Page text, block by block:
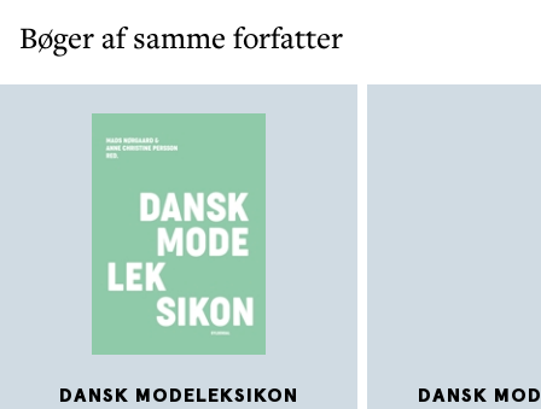
Bøger af samme forfatter
DANSK MODELEKSIKON
DANSK